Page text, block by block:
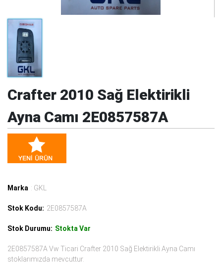
Crafter 2010 Sağ Elektirikli
Ayna Camı 2E0857587A
Marka : GKL
Stok Kodu: 2E0857587A
Stok Durumu: Stokta Var
2E0857587A Vw Ticari Crafter 2010 Sağ Elektirikli Ayna Camı
stoklarımızda mevcuttur.